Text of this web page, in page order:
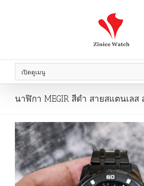
เปิดดูเมนู
นาฬิกา MEGIR สีดำ สายสแตนเลส